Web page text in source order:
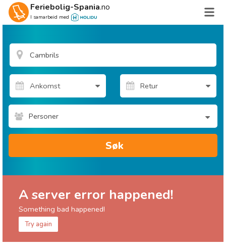
Feriebolig-Spania.no
I samarbeid med
Personer
Søk
A server error happened!
Something bad happened!
Try again